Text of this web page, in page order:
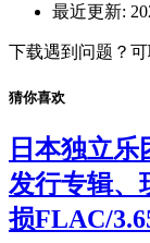
最近更新:
下载遇到问题？
猜你喜欢
日本独立乐
发行专辑、
损FLAC/